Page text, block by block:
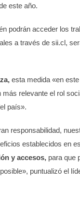
este año.
podrán acceder los
a través de sii.cl,
esta medida «en
relevante el rol
país».
responsabilidad,
establecidos en
y accesos, para que
puntualizó el